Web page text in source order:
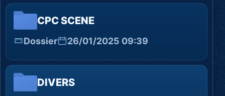
CPC SCENE
Dossier 26/01/2025 09:39
DIVERS